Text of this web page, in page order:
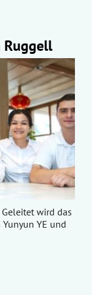
Ruggell
wird das
YE und